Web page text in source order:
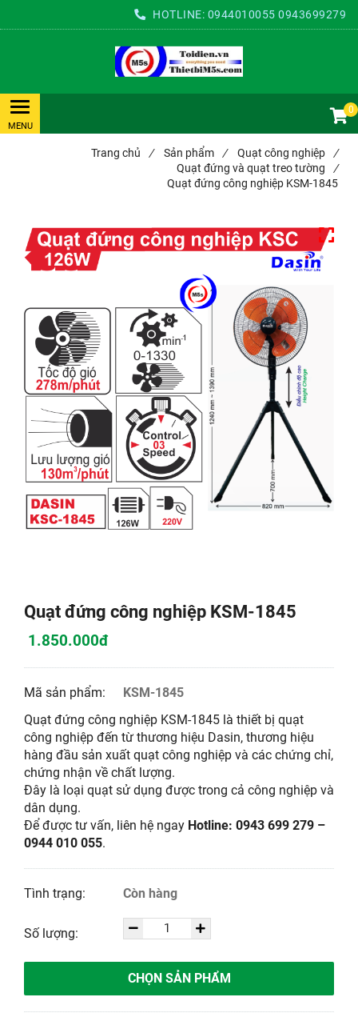
HOTLINE: 0944010055 0943699279
0
Trang chủ / Sản phẩm / Quạt công nghiệp
/
Quạt đứng và quạt treo tường
/
Quạt đứng công nghiệp KSM-1845
Quạt đứng công nghiệp KSM-1845
1.850.000đ
Mã sản phẩm:
KSM-1845
Quạt đứng công nghiệp KSM-1845 là thiết bị quạt
công nghiệp đến từ thương hiệu Dasin, thương hiệu
hàng đầu sản xuất quạt công nghiệp và các chứng chỉ,
chứng nhận về chất lượng.
Đây là loại quạt sử dụng được trong cả công nghiệp và
dân dụng.
Để được tư vấn, liên hệ ngay Hotline: 0943 699 279 –
0944 010 055.
Tình trạng: Còn hàng
Số lượng:
CHỌN SẢN PHẨM